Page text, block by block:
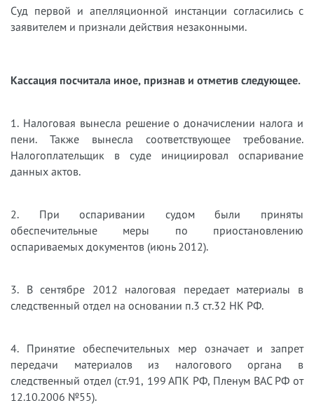
Суд первой и апелляционной инстанции согласились с
заявителем и признали действия незаконными.
Кассация посчитала иное, признав и отметив следующее.
1. Налоговая вынесла решение о доначислении налога и
пени. Также вынесла соответствующее требование.
Налогоплательщик в суде инициировал оспаривание
данных актов.
2. При оспаривании судом были приняты
обеспечительные меры по приостановлению
оспариваемых документов (июнь 2012).
3. В сентябре 2012 налоговая передает материалы в
следственный отдел на основании п.3 ст.32 НК РФ.
4. Принятие обеспечительных мер означает и запрет
передачи материалов из налогового органа в
следственный отдел (ст.91, 199 АПК РФ, Пленум ВАС РФ от
12.10.2006 №55).